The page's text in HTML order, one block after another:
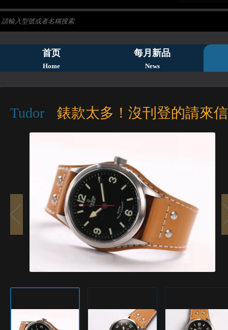
首页
Home
每月新品
News
Tudor 錶款太多！沒刊登的請來